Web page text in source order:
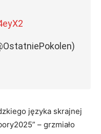
języka skrajnej
– grzmiało